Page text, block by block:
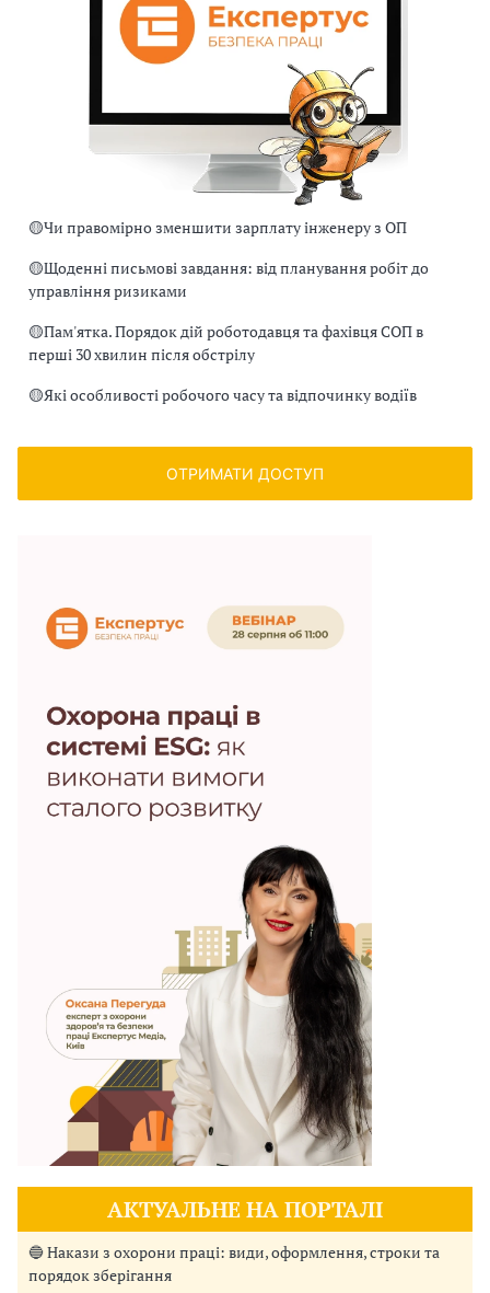
🟡Чи правомірно зменшити зарплату інженеру з ОП
🟡Щоденні письмові завдання: від планування робіт до
управління ризиками
🟡Пам'ятка. Порядок дій роботодавця та фахівця СОП в
перші 30 хвилин після обстрілу
🟡Які особливості робочого часу та відпочинку водіїв
ОТРИМАТИ ДОСТУП
АКТУАЛЬНЕ НА ПОРТАЛІ
🔵 Накази з охорони праці: види, оформлення, строки та
порядок зберігання